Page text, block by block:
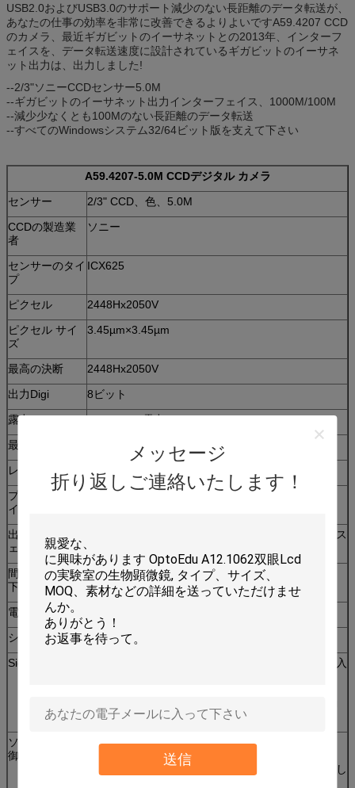
メッセージ
折り返しご連絡いたします！
送信
USB2.0およびUSB3.0のサポート減少のない長距離のデータ転送が、
あなたの仕事の効率を非常に改善できるよりよいですA59.4207 CCD
のカメラ、最近ギガビットのイーサネットとの2013年、インターフ
ェイスを、データ転送速度に設計されているギガビットのイーサネ
ット出力は、出力しました!
--2/3"ソニーCCDセンサー5.0M
--ギガビットのイーサネット出力インターフェイス、1000M/100M
--減少少なくとも100Mのない長距離のデータ転送
--すべてのWindowsシステム32/64ビット版を支えて下さい
A59.4207-5.0M CCDデジタル カメラ
センサー
2/3" CCD、色、5.0M
CCDの製造業
者
ソニー
センサーのタイ
プ
ICX625
ピクセル
2448Hx2050V
ピクセル サイ
ズ
3.45µm×3.45µm
最高の決断
2448Hx2050V
出力Digi
8ビット
露出
フレームの露出
最高FPS
15fps （2448*2050）
レンズの台紙
調節可能な標準的なC/CSの台紙
プロダクト サ
イズ
58*58*80mm
出力インターフ
ェイス
1000Mギガビットのイーサネット インターフェイス
間隔を送信して
下さい
減少なしでコンピュータ間隔に100m以上接続して
下さい
電源
システム
Windowsすべてのシステム32/64ビット版
SignalControl
4入力/出力の入力（外的な制動機の獲得）、4方法入
機、asynchronoustriggerモードを提供します;
ソフトウェア制
御機能
運転者の1接触は自動インストールしま
す; Windows SDKの開発のキット（VCのVB、C
#）、OCX制御を提供するサポートLabviewを提供し